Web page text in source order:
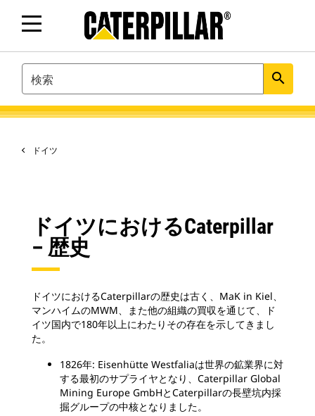
SEARCH search
ドイツ
ドイツにおけるCaterpillar
– 歴史
ドイツにおけるCaterpillarの歴史は古く、MaK in Kiel、
マンハイムのMWM、また他の組織の買収を通じて、ド
イツ国内で180年以上にわたりその存在を示してきまし
た。
1826年: Eisenhütte Westfaliaは世界の鉱業界に対
する最初のサプライヤとなり、Caterpillar Global
Mining Europe GmbHとCaterpillarの長壁坑内採
掘グループの中核となりました。